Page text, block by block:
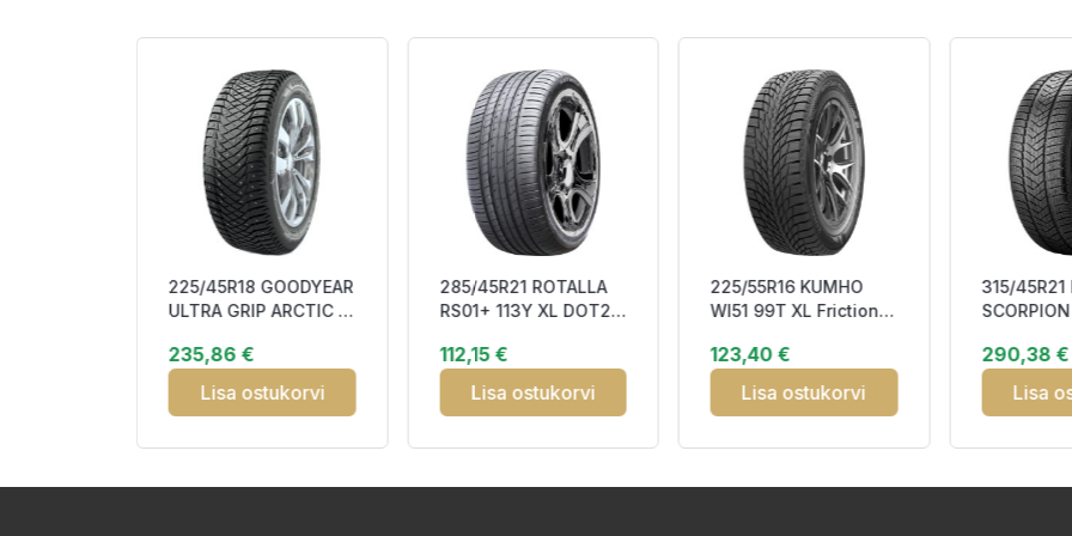
225/45R18 GOODYEAR
ULTRA GRIP ARCTIC 2
3PMSF M
235,86 €
Lisa ostukorvi
285/45R21 ROTALLA
RS01+ 113Y XL DOT23
112,15 €
Lisa ostukorvi
225/55R16 KUMHO
WI51 99T XL Friction
M+S
123,40 €
Lisa ostukorvi
315/45R21
Studless
290,38 €
Lisa